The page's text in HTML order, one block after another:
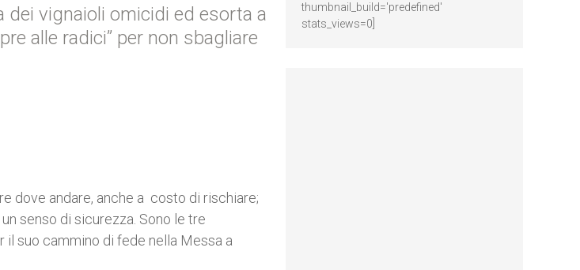
dei vignaioli omicidi ed esorta a
alle radici” per non sbagliare
dove andare, anche a costo di rischiare;
senso di sicurezza. Sono le tre
suo cammino di fede nella Messa a
thumbnail_build='predefined'
stats_views=0]